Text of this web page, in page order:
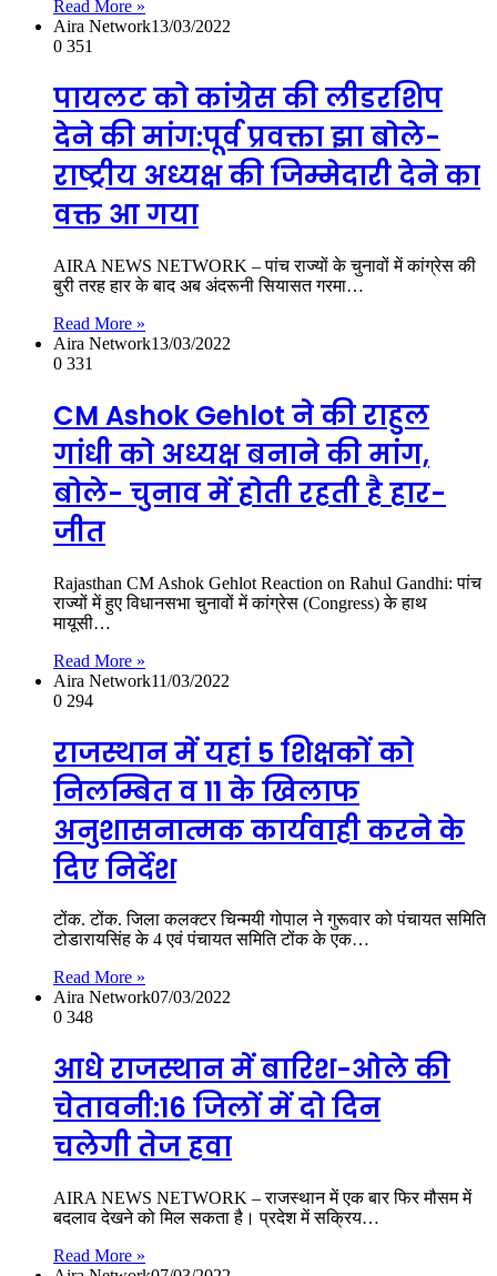
Read More »
Aira Network13/03/2022
0 351
पायलट को कांग्रेस की लीडरशिप
देने की मांग:पूर्व प्रवक्ता झा बोले-
राष्ट्रीय अध्यक्ष की जिम्मेदारी देने का
वक्त आ गया
AIRA NEWS NETWORK – पांच राज्यों के चुनावों में कांग्रेस की
बुरी तरह हार के बाद अब अंदरूनी सियासत गरमा…
Read More »
Aira Network13/03/2022
0 331
CM Ashok Gehlot ने की राहुल
गांधी को अध्यक्ष बनाने की मांग,
बोले- चुनाव में होती रहती है हार-
जीत
Rajasthan CM Ashok Gehlot Reaction on Rahul Gandhi: पांच
राज्यों में हुए विधानसभा चुनावों में कांग्रेस (Congress) के हाथ
मायूसी…
Read More »
Aira Network11/03/2022
0 294
राजस्थान में यहां 5 शिक्षकों को
निलम्बित व 11 के खिलाफ
अनुशासनात्मक कार्यवाही करने के
दिए निर्देश
टोंक. टोंक. जिला कलक्टर चिन्मयी गोपाल ने गुरूवार को पंचायत समिति
टोडारायसिंह के 4 एवं पंचायत समिति टोंक के एक…
Read More »
Aira Network07/03/2022
0 348
आधे राजस्थान में बारिश-ओले की
चेतावनी:16 जिलों में दो दिन
चलेगी तेज हवा
AIRA NEWS NETWORK – राजस्थान में एक बार फिर मौसम में
बदलाव देखने को मिल सकता है। प्रदेश में सक्रिय…
Read More »